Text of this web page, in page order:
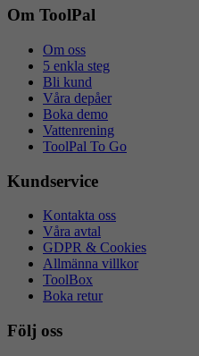
Om ToolPal
Om oss
5 enkla steg
Bli kund
Våra depåer
Boka demo
Vattenrening
ToolPal To Go
Kundservice
Kontakta oss
Våra avtal
GDPR & Cookies
Allmänna villkor
ToolBox
Boka retur
Följ oss